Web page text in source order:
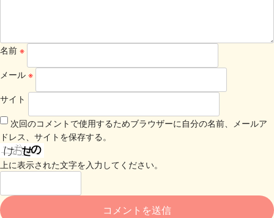
名前 ※
メール ※
サイト
次回のコメントで使用するためブラウザーに自分の名前、メールア
ドレス、サイトを保存する。
上に表示された文字を入力してください。